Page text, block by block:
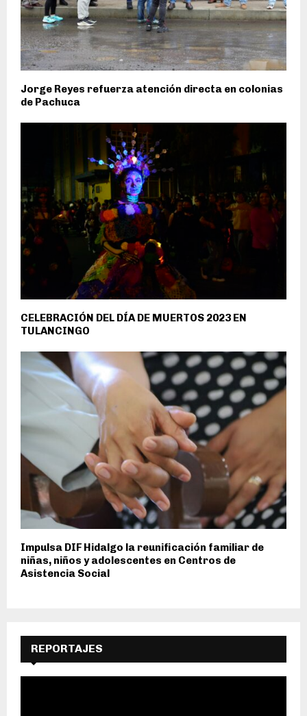
Jorge Reyes refuerza atención directa en colonias
de Pachuca
CELEBRACIÓN DEL DÍA DE MUERTOS 2023 EN
TULANCINGO
Impulsa DIF Hidalgo la reunificación familiar de
niñas, niños y adolescentes en Centros de
Asistencia Social
REPORTAJES